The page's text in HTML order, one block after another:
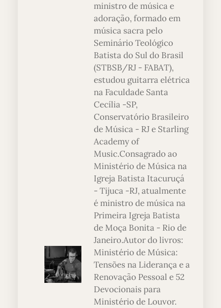
ministro de música e
adoração, formado em
música sacra pelo
Seminário Teológico
Batista do Sul do Brasil
(STBSB/RJ - FABAT),
estudou guitarra elétrica
na Faculdade Santa
Cecília -SP,
Conservatório Brasileiro
de Música - RJ e Starling
Academy of
Music.Consagrado ao
Ministério de Música na
Igreja Batista Itacuruçá
- Tijuca -RJ, atualmente
é ministro de música na
Primeira Igreja Batista
de Moça Bonita - Rio de
Janeiro.Autor do livros:
Ministério de Música:
Tensões na Liderança e a
Renovação Pessoal e 52
Devocionais para
Ministério de Louvor.